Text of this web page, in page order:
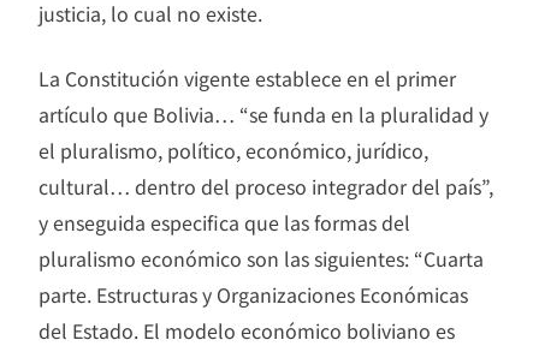
justicia, lo cual no existe.
La Constitución vigente establece en el primer
artículo que Bolivia… “se funda en la pluralidad y
el pluralismo, político, económico, jurídico,
cultural… dentro del proceso integrador del país”,
y enseguida especifica que las formas del
pluralismo económico son las siguientes: “Cuarta
parte. Estructuras y Organizaciones Económicas
del Estado. El modelo económico boliviano es